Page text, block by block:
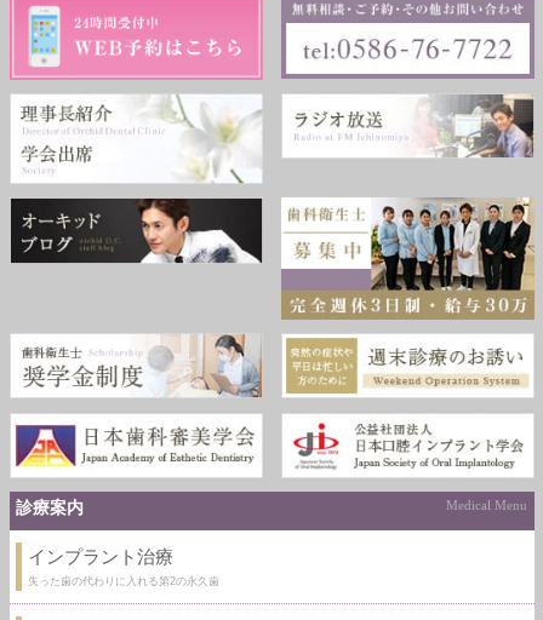
診療案内 Medical Menu
インプラント治療
失った歯の代わりに入れる第2の永久歯